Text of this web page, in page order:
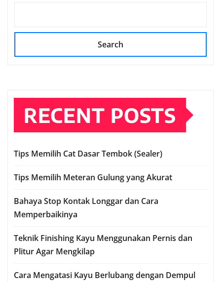
Search
RECENT POSTS
Tips Memilih Cat Dasar Tembok (Sealer)
Tips Memilih Meteran Gulung yang Akurat
Bahaya Stop Kontak Longgar dan Cara
Memperbaikinya
Teknik Finishing Kayu Menggunakan Pernis dan
Plitur Agar Mengkilap
Cara Mengatasi Kayu Berlubang dengan Dempul